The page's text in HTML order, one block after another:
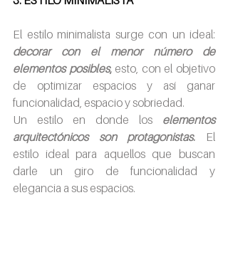
decorar con el menor número de
elementos posibles, esto, con el objetivo
de optimizar espacios y así ganar
funcionalidad, espacio y sobriedad.
Un estilo en donde los elementos
arquitectónicos son protagonistas. El
estilo ideal para aquellos que buscan
darle un giro de funcionalidad y
elegancia a sus espacios.